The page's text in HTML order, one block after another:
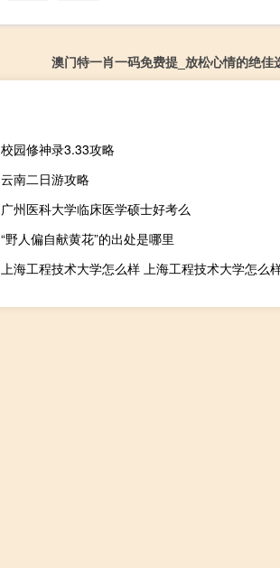
澳门特一肖一码免费提_放松心情的绝
校园修神录3.33攻略
云南二日游攻略
广州医科大学临床医学硕士好考么
“野人偏自献黄花”的出处是哪里
上海工程技术大学怎么样 上海工程技术大学怎么